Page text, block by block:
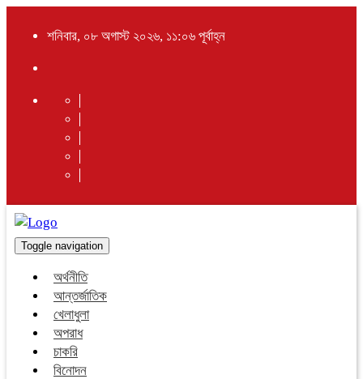
শনিবার, ০৮ অগাস্ট ২০২৬, ১১:০৬ পূর্বাহ্ন
Toggle navigation
অর্থনীতি
আন্তর্জাতিক
খেলাধুলা
অপরাধ
চাকরি
বিনোদন